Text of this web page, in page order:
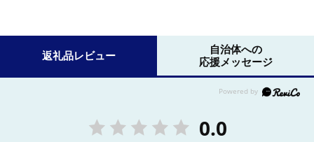
返礼品レビュー
自治体への
応援メッセージ
0.0